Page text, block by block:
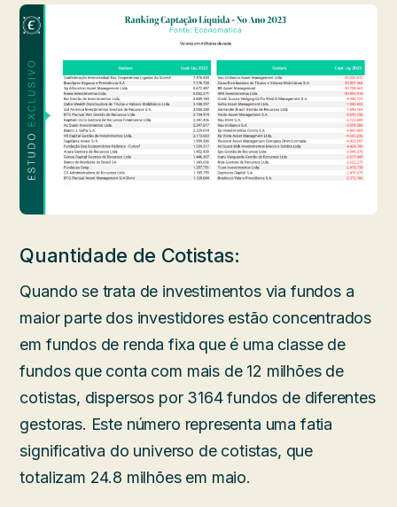
Quantidade de Cotistas:
Quando se trata de investimentos via fundos a
maior parte dos investidores estão concentrados
em fundos de renda fixa que é uma classe de
fundos que conta com mais de 12 milhões de
cotistas, dispersos por 3164 fundos de diferentes
gestoras. Este número representa uma fatia
significativa do universo de cotistas, que
totalizam 24.8 milhões em maio.